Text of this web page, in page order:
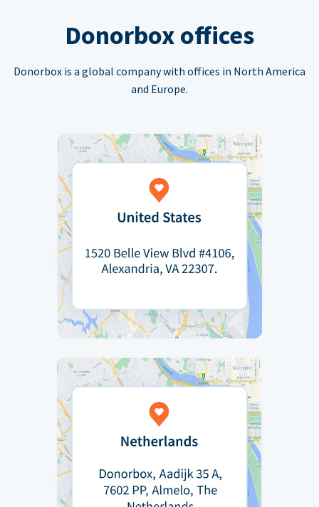
Donorbox offices
Donorbox is a global company with offices in North America
and Europe.